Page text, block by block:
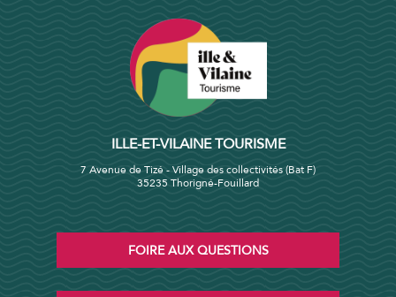
ILLE-ET-VILAINE TOURISME
7 Avenue de Tizé - Village des collectivités (Bat F)
35235 Thorigné-Fouillard
FOIRE AUX QUESTIONS